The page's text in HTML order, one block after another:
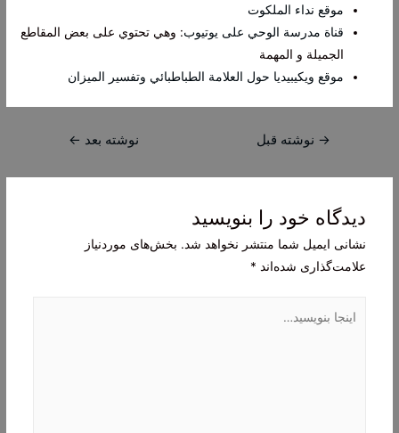
موقع نداء الملكوت
قناة مدرسة الوحي على يوتيوب: وهي تحتوي على بعض المقاطع
الجميلة و المهمة
موقع ويكيبيديا حول العلامة الطباطبائي وتفسير الميزان
راهبری
→ نوشته قبل نوشته بعد ←
دیدگاه‌ خود را بنویسید
نشانی ایمیل شما منتشر نخواهد شد. بخش‌های موردنیاز
علامت‌گذاری شده‌اند *
بنویسید…